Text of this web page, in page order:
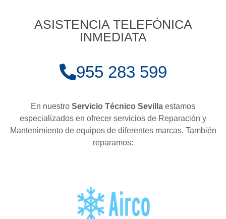
ASISTENCIA TELEFÓNICA
INMEDIATA
955 283 599
En nuestro Servicio Técnico Sevilla estamos
especializados en ofrecer servicios de Reparación y
Mantenimiento de equipos de diferentes marcas. También
reparamos: